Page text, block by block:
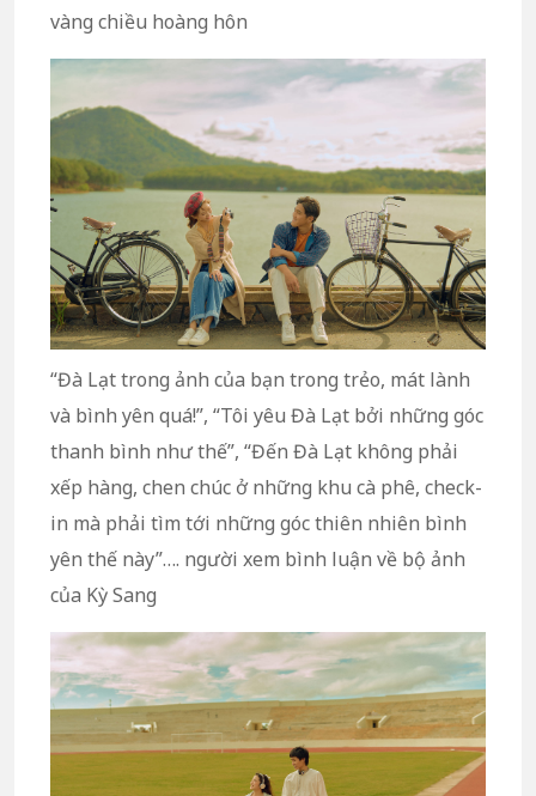
vàng chiều hoàng hôn
“Đà Lạt trong ảnh của bạn trong trẻo, mát lành
và bình yên quá!”, “Tôi yêu Đà Lạt bởi những góc
thanh bình như thế”, “Đến Đà Lạt không phải
xếp hàng, chen chúc ở những khu cà phê, check-
in mà phải tìm tới những góc thiên nhiên bình
yên thế này”…. người xem bình luận về bộ ảnh
của Kỳ Sang